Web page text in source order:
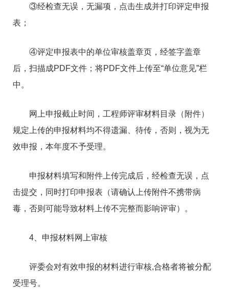
③经检查无误，无漏项，点击生成并打印评定申报
表；
④评定申报表中的单位审核盖章页，经签字盖章
后，扫描成PDF文件；将PDF文件上传至“单位意见”栏
中。
网上申报截止时间，工程师评审材料目录（附件）
规定上传的申报材料均不得遗漏、待传，否则，视为无
效申报，本年度不予受理。
申报材料填写和附件上传完成后，经检查无误，点
击提交，同时打印申报表（请确认上传附件不携带病
毒，否则可能导致材料上传不完整而影响评审）。
4、申报材料网上审核
评委会对有效申报的材料进行审核,合格者将被分配
受理号。